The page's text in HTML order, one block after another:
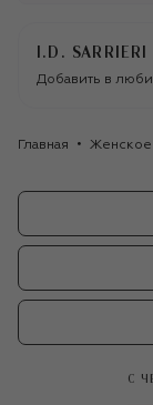
I.D. SARRIERI
Добавить в
Главная Женское
С